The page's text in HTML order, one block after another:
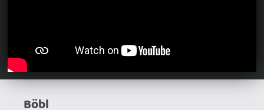
mintegy techdemóként. Összesen két
pálya játszható benne, de kiváló platform
gameplay és menő speciális mozgások
találhatók a játékban. Annak idején
kiadták NES cart-ként is 20 (húsz!)